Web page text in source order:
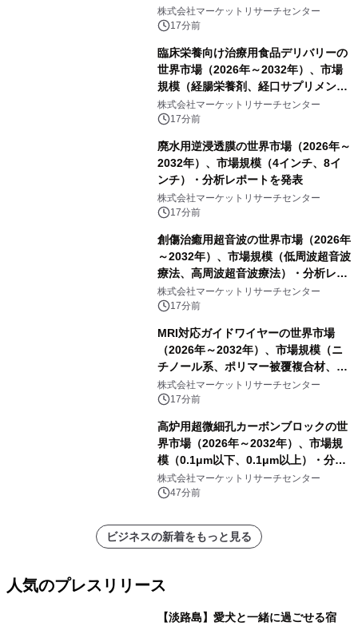
発表
株式会社マーケットリサーチセンター
17分前
臨床栄養向け治療用食品デリバリーの
世界市場（2026年～2032年）、市場
規模（経腸栄養剤、経口サプリメン
ト）・分析レポートを発表
株式会社マーケットリサーチセンター
17分前
廃水用逆浸透膜の世界市場（2026年～
2032年）、市場規模（4インチ、8イ
ンチ）・分析レポートを発表
株式会社マーケットリサーチセンター
17分前
創傷治癒用超音波の世界市場（2026年
～2032年）、市場規模（低周波超音波
療法、高周波超音波療法）・分析レポ
ートを発表
株式会社マーケットリサーチセンター
17分前
MRI対応ガイドワイヤーの世界市場
（2026年～2032年）、市場規模（ニ
チノール系、ポリマー被覆複合材、そ
の他）・分析レポートを発表
株式会社マーケットリサーチセンター
17分前
高炉用超微細孔カーボンブロックの世
界市場（2026年～2032年）、市場規
模（0.1μm以下、0.1μm以上）・分析
レポートを発表
株式会社マーケットリサーチセンター
47分前
ビジネスの新着をもっと見る
人気のプレスリリース
【淡路島】愛犬と一緒に過ごせる宿